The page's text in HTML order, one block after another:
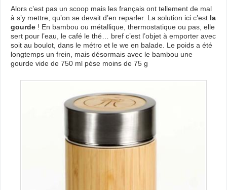
Alors c’est pas un scoop mais les français ont tellement de mal
à s’y mettre, qu’on se devait d’en reparler. La solution ici c’est la
gourde ! En bambou ou métallique, thermostatique ou pas, elle
sert pour l’eau, le café le thé… bref c’est l’objet à emporter avec
soit au boulot, dans le métro et le we en balade. Le poids a été
longtemps un frein, mais désormais avec le bambou une
gourde vide de 750 ml pèse moins de 75 g